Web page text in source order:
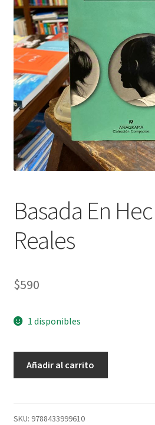
Basada En
Reales
$590
1 disponibles
cantidad
Añadir al carrito
SKU: 9788433999610